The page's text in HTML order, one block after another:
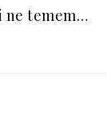
ne temem…